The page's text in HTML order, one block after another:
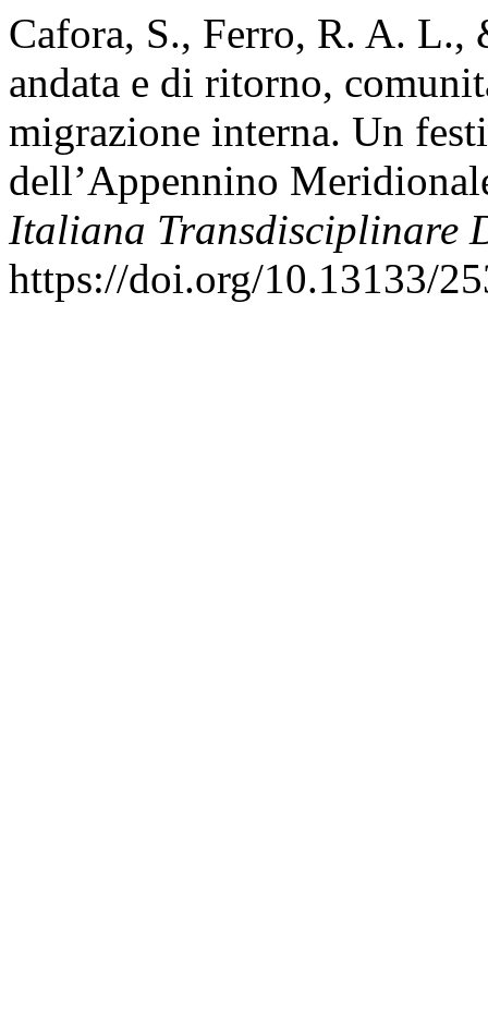
Cafora, S., Ferro, R. A.
andata e di ritorno,
migrazione interna. Un
dell’Appennino
Italiana Transdisciplinare
https://doi.org/10.13133/